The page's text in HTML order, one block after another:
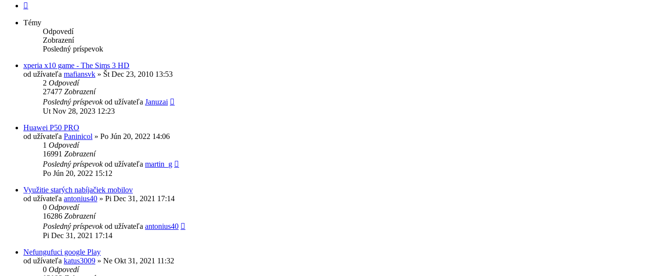
Témy
Odpovedí
Zobrazení
Posledný príspevok
xperia x10 game - The Sims 3 HD
od užívateľa mafiansvk » Št Dec 23, 2010 13:53
2 Odpovedí
27477 Zobrazení
Posledný príspevokod užívateľa Januzai
Ut Nov 28, 2023 12:23
Huawei P50 PRO
od užívateľa Paninicol » Po Jún 20, 2022 14:06
1 Odpovedí
16991 Zobrazení
Posledný príspevokod užívateľa martin_g
Po Jún 20, 2022 15:12
Využitie starých nabíjačiek mobilov
od užívateľa antonius40 » Pi Dec 31, 2021 17:14
0 Odpovedí
16286 Zobrazení
Posledný príspevokod užívateľa antonius40
Pi Dec 31, 2021 17:14
Nefungufuci google Play
od užívateľa katus3009 » Ne Okt 31, 2021 11:32
0 Odpovedí